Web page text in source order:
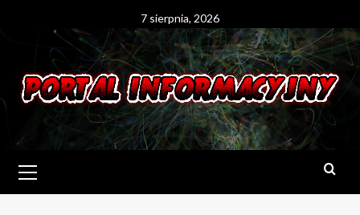
7 sierpnia, 2026
Menu